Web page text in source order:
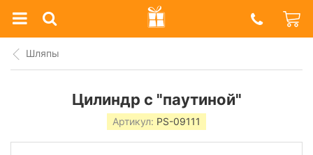
Prazdnik
Shop
Шляпы
Цилиндр с "паутиной"
Артикул: PS-09111